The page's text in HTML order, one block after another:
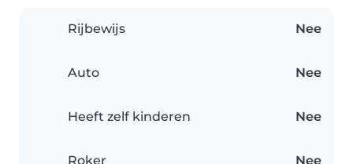
Rijbewijs Nee
Auto Nee
Heeft zelf kinderen Nee
Roker Nee